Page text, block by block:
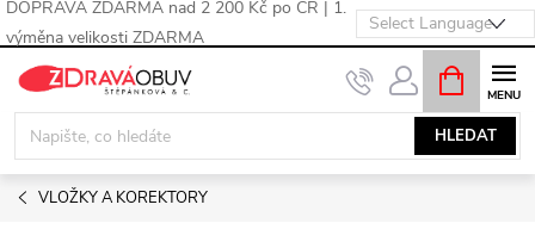
DOPRAVA ZDARMA nad 2 200 Kč po ČR | 1.
výměna velikosti ZDARMA
Přejít
obsah
HLEDAT
NÁKUPNÍ
KOŠÍK
VLOŽKY A KOREKTORY